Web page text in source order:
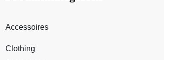
Accessoires
Clothing